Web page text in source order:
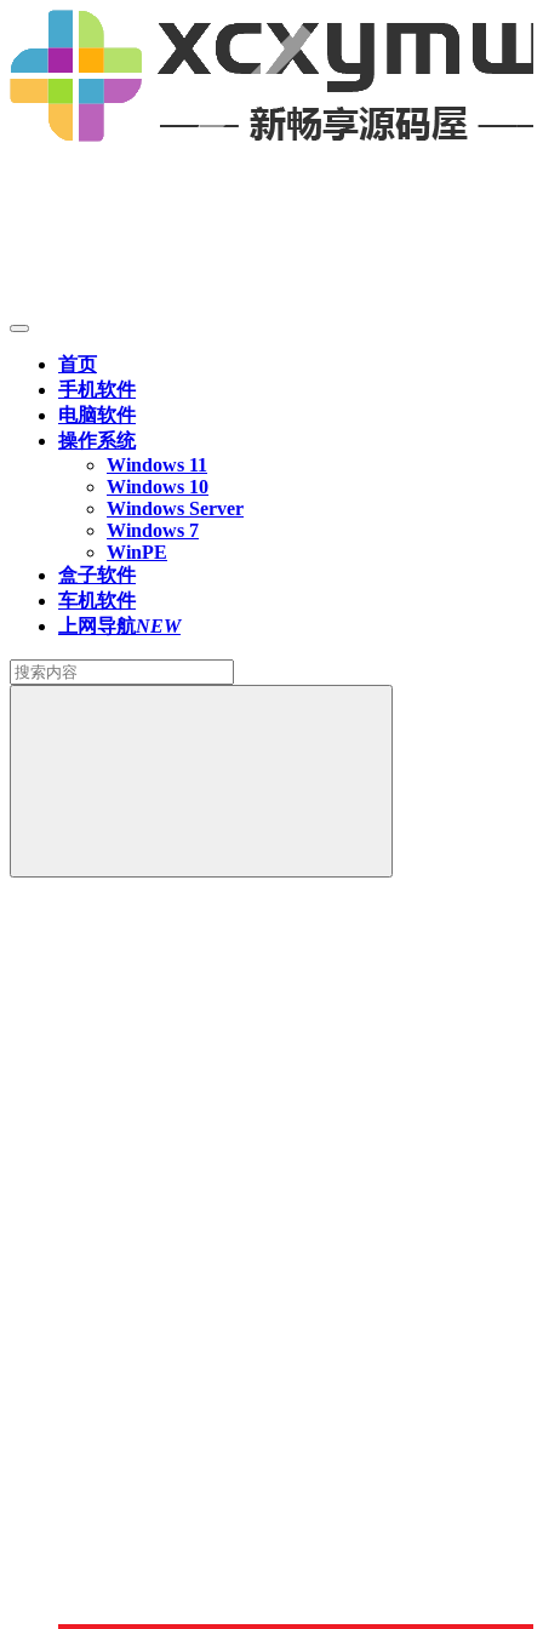
首页
手机软件
电脑软件
操作系统
Windows 11
Windows 10
Windows Server
Windows 7
WinPE
盒子软件
车机软件
上网导航NEW